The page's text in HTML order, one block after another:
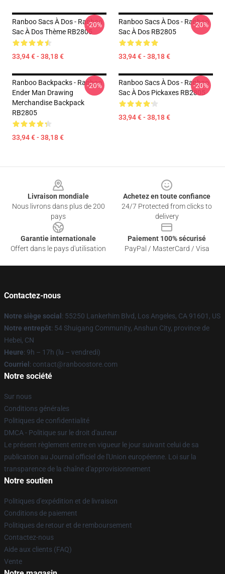
Ranboo Sacs À Dos - Ranboo
Sac À Dos Thème RB2805
33,94 € - 38,18 €
-20%
Ranboo Sacs À Dos - Ranboo
Sac À Dos RB2805
33,94 € - 38,18 €
-20%
Ranboo Backpacks - Ranboo
Ender Man Drawing
Merchandise Backpack
RB2805
33,94 € - 38,18 €
-20%
Ranboo Sacs À Dos - Ranboo
Sac À Dos Pickaxes RB2805
33,94 € - 38,18 €
-20%
Livraison mondiale
Nous livrons dans plus de 200
pays
Achetez en toute confiance
24/7 Protected from clicks to
delivery
Garantie internationale
Offert dans le pays d'utilisation
Paiement 100% sécurisé
PayPal / MasterCard / Visa
Contactez-nous
Notre siège social : 55250 Lankerhim Blvd, Los Angeles, CA 91601, US
Notre entrepôt: 54 Shuigang Community, Anshun City, province de
Hebei, CN
Heure: 9h – 17h (lu – vendredi)
Courriel : contact@ranboostore.com
Notre société
Sur nous
Conditions générales
Politiques de confidentialité
DMCA - Politique sur le droit d'auteur
Le présent règlement entre en vigueur le jour suivant celui de sa
publication au Journal officiel de l'Union européenne. Loi sur la
transparence de la chaîne d'approvisionnement
Notre soutien
Politiques d'expédition et de livraison
Conditions de paiement
Politiques de retour et de remboursement
Contactez-nous
Aide aux clients (FAQ)
Vente